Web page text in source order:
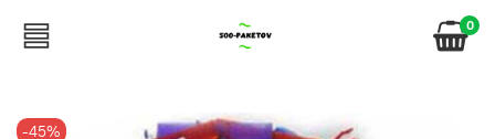
0
-45%